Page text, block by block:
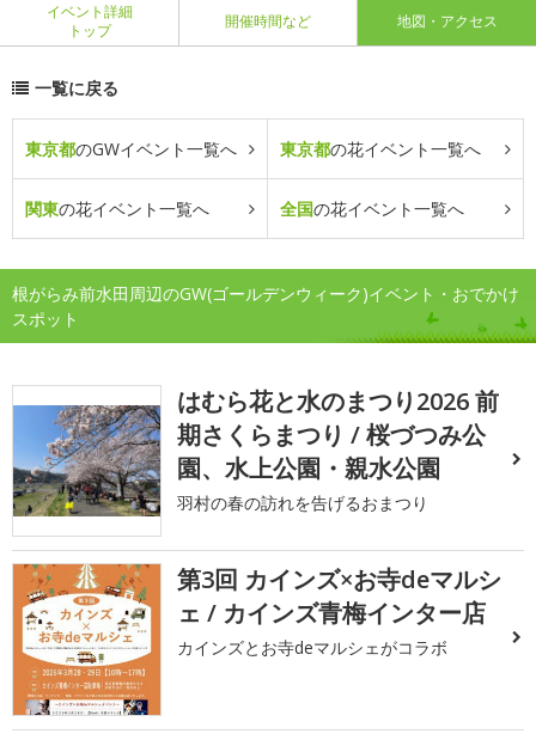
イベント詳細
トップ
開催時間など 地図・アクセス
一覧に戻る
東京都のGWイベント一覧へ 東京都の花イベント一覧へ
関東の花イベント一覧へ 全国の花イベント一覧へ
根がらみ前水田周辺のGW(ゴールデンウィーク)イベント・おでかけ
スポット
はむら花と水のまつり2026 前
期さくらまつり / 桜づつみ公
園、水上公園・親水公園
羽村の春の訪れを告げるおまつり
第3回 カインズ×お寺deマルシ
ェ / カインズ青梅インター店
カインズとお寺deマルシェがコラボ